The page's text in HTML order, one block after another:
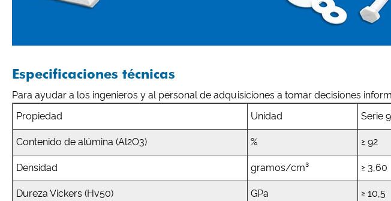
Especificaciones técnicas
Para ayudar a los ingenieros y al personal de adquisiciones a tomar decisiones
Propiedad
Unidad Serie
Contenido de alúmina (Al2O3) % ≥ 92
Densidad gramos/cm³ ≥ 3,60
Dureza Vickers (Hv50) GPa ≥ 10,5